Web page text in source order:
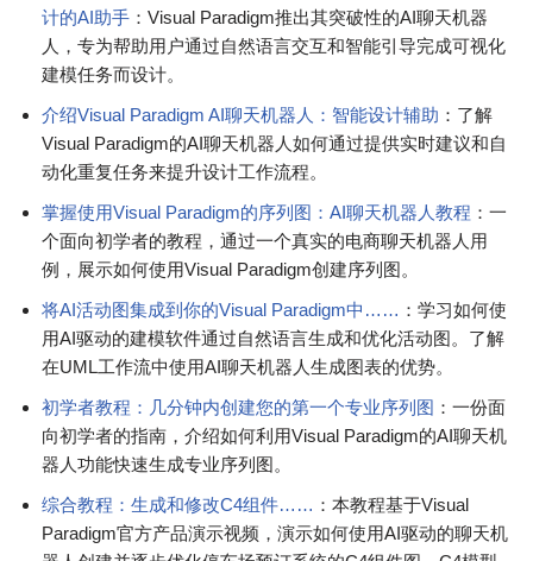
计的AI助手 ：Visual Paradigm推出其突破性的AI聊天机器
人，专为帮助用户通过自然语言交互和智能引导完成可视化
建模任务而设计。
介绍Visual Paradigm AI聊天机器人：智能设计辅助 ：了解
Visual Paradigm的AI聊天机器人如何通过提供实时建议和自
动化重复任务来提升设计工作流程。
掌握使用Visual Paradigm的序列图：AI聊天机器人教程 ：一
个面向初学者的教程，通过一个真实的电商聊天机器人用
例，展示如何使用Visual Paradigm创建序列图。
将AI活动图集成到你的Visual Paradigm中…… ：学习如何使
用AI驱动的建模软件通过自然语言生成和优化活动图。了解
在UML工作流中使用AI聊天机器人生成图表的优势。
初学者教程：几分钟内创建您的第一个专业序列图 ：一份面
向初学者的指南，介绍如何利用Visual Paradigm的AI聊天机
器人功能快速生成专业序列图。
综合教程：生成和修改C4组件…… ：本教程基于Visual
Paradigm官方产品演示视频，演示如何使用AI驱动的聊天机